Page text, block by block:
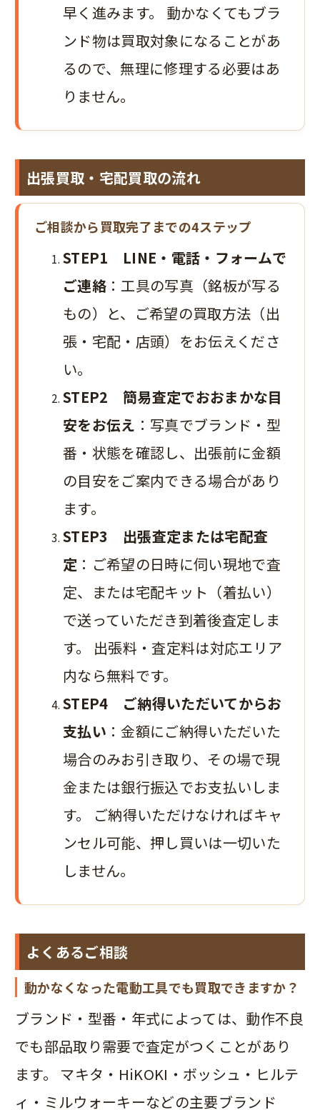
早く進みます。 動かなくてもブラ
ンド物は買取対象になることがあ
るので、無理に修理する必要はあ
りません。
出張買取・宅配買取の流れ
ご相談から買取完了までの4ステップ
STEP1 LINE・電話・フォームで
ご連絡 ：工具の写真（銘板が写る
もの）と、ご希望の買取方法（出
張・宅配・店頭）をお伝えくださ
い。
STEP2 簡易査定でおおまかな目
安をお伝え ：写真でブランド・型
番・状態を確認し、出張前に金額
の目安をご案内できる場合があり
ます。
STEP3 出張査定または宅配査
定 ：ご希望の日時に伺い現地で査
定、または宅配キット（着払い）
で送っていただき到着後査定しま
す。 出張料・査定料は対応エリア
内なら無料です。
STEP4 ご納得いただいてからお
支払い ：金額にご納得いただいた
場合のみお引き取り、その場で現
金または銀行振込でお支払いしま
す。 ご納得いただけなければキャ
ンセル可能、押し買いは一切いた
しません。
よくあるご相談
動かなくなった電動工具でも買取できますか？
ブランド・型番・年式によっては、動作不良
でも部品取り需要で査定がつくことがあり
ます。 マキタ・HiKOKI・ボッシュ・ヒルテ
ィ・ミルウォーキーなどの主要ブランド